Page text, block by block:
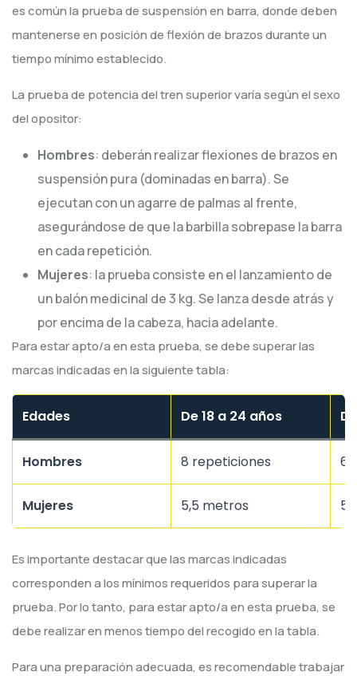
es común la prueba de suspensión en barra, donde deben
mantenerse en posición de flexión de brazos durante un
tiempo mínimo establecido.
La prueba de potencia del tren superior varía según el sexo
del opositor:
Hombres: deberán realizar flexiones de brazos en
suspensión pura (dominadas en barra). Se
ejecutan con un agarre de palmas al frente,
asegurándose de que la barbilla sobrepase la barra
en cada repetición.
Mujeres: la prueba consiste en el lanzamiento de
un balón medicinal de 3 kg. Se lanza desde atrás y
por encima de la cabeza, hacia adelante.
Para estar apto/a en esta prueba, se debe superar las
marcas indicadas en la siguiente tabla:
Edades De 18 a 24 años
Hombres 8 repeticiones 6
Mujeres 5,5 metros
Es importante destacar que las marcas indicadas
corresponden a los mínimos requeridos para superar la
prueba. Por lo tanto, para estar apto/a en esta prueba, se
debe realizar en menos tiempo del recogido en la tabla.
Para una preparación adecuada, es recomendable trabajar